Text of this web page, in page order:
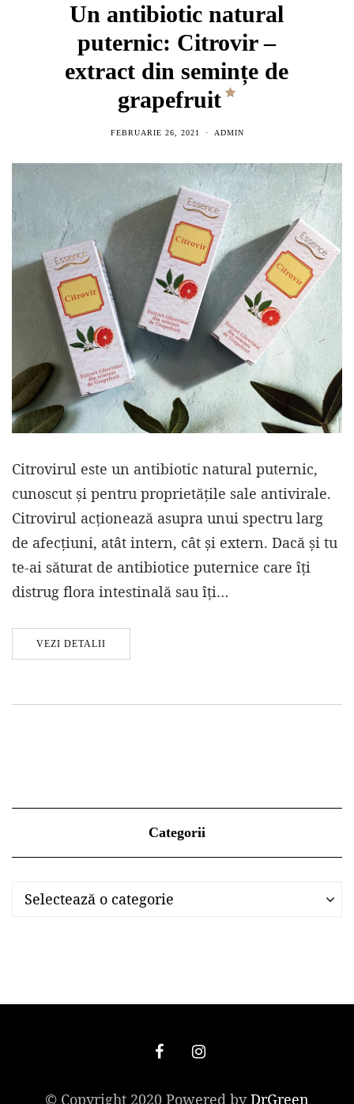
Un antibiotic natural
puternic: Citrovir –
extract din semințe de
grapefruit
FEBRUARIE 26, 2021 ADMIN
Citrovirul este un antibiotic natural puternic,
cunoscut și pentru proprietățile sale antivirale.
Citrovirul acționează asupra unui spectru larg
de afecțiuni, atât intern, cât și extern. Dacă și tu
te-ai săturat de antibiotice puternice care îți
distrug flora intestinală sau îți…
VEZI DETALII
Categorii
Categorii
Selectează o categorie
Categorii
© Copyright 2020 Powered byDrGreen